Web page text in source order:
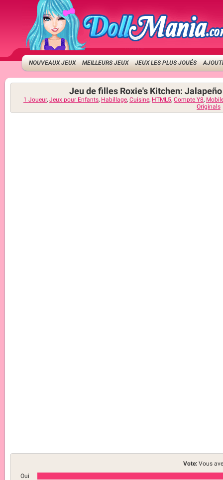
NOUVEAUX JEUX MEILLEURS JEUX JEUX LES PLUS JOUÉS
Jeu de filles Roxie's Kitchen:
1 Joueur, Jeux pour Enfants, Habillage, Cuisine, HTML5, Compte Y8,
Originals
Vote: Vous
Oui